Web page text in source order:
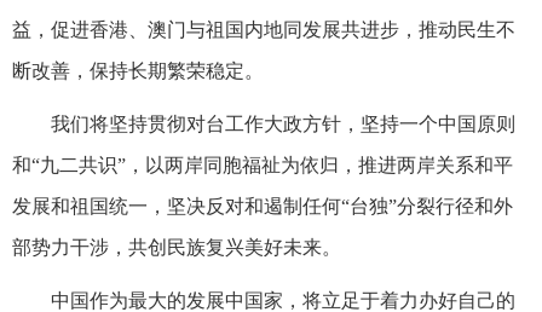
益，促进香港、澳门与祖国内地同发展共进步，推动民生不
断改善，保持长期繁荣稳定。
我们将坚持贯彻对台工作大政方针，坚持一个中国原则
和“九二共识”，以两岸同胞福祉为依归，推进两岸关系和平
发展和祖国统一，坚决反对和遏制任何“台独”分裂行径和外
部势力干涉，共创民族复兴美好未来。
中国作为最大的发展中国家，将立足于着力办好自己的